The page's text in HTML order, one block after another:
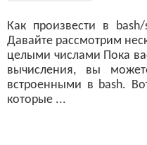
Как произвести в
Давайте рассмотрим
целыми числами Пока
вычисления, вы
встроенными в bash.
которые ...